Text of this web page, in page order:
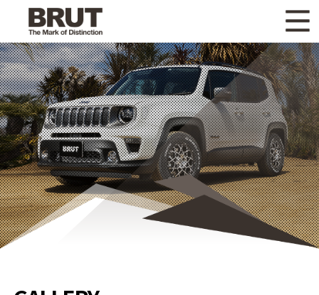
WHAT'S NEW ニュース
WHEEL LINEUP ホイールラインナップ
OTHER PRODUCT 関連製品
GALLERY ギャラリー
CATALOG カタログ請求
PRIVACY POLICY 個人情報保護方針